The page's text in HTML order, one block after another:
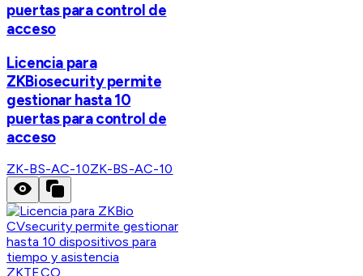
puertas para control de
acceso
Licencia para
ZKBiosecurity permite
gestionar hasta 10
puertas para control de
acceso
ZK-BS-AC-10ZK-BS-AC-10
ZKTECO